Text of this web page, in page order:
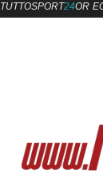
TUTTOSPORT24ORE